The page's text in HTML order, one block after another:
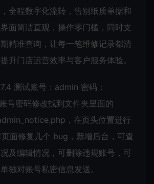
全程数字化流转，告别纸质单据和
面简洁直观，操作零门槛，同时支
精准查询，让每一笔维修记录都清
升门店运营效率与客户服务体验。
测试账号：admin 密码：
号密码修改找到文件夹里面的
，在页头位置进行
面修复几个 bug，新增后台，可查
及编辑情况，可删除违规账号，可
独对账号私密信息发送。